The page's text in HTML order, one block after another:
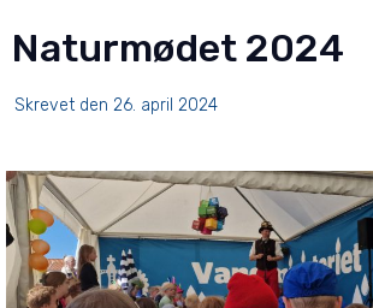
Naturmødet 2024
Skrevet den 26. april 2024